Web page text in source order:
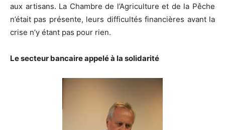
aux artisans. La Chambre de l’Agriculture et de la Pêche
n’était pas présente, leurs difficultés financières avant la
crise n’y étant pas pour rien.
Le secteur bancaire appelé à la solidarité